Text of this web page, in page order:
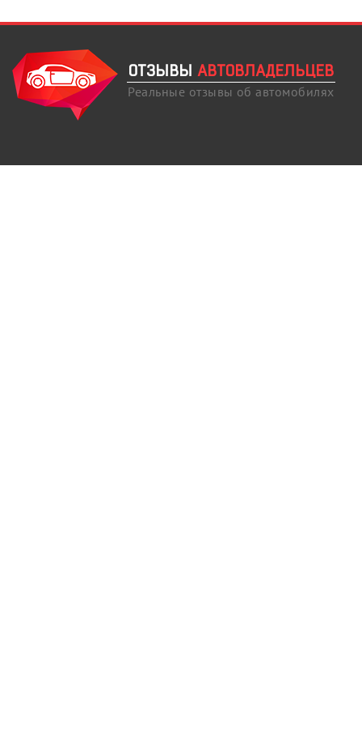
ОТЗЫВЫ АВТОВЛАДЕЛЬЦЕВ
Реальные отзывы об автомобилях